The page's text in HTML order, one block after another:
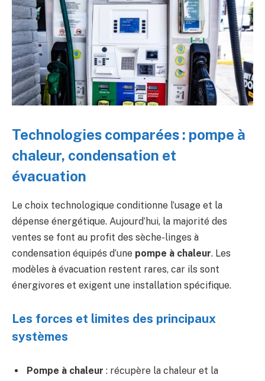
Technologies comparées : pompe à
chaleur, condensation et
évacuation
Le choix technologique conditionne l’usage et la
dépense énergétique. Aujourd’hui, la majorité des
ventes se font au profit des sèche-linges à
condensation équipés d’une pompe à chaleur. Les
modèles à évacuation restent rares, car ils sont
énergivores et exigent une installation spécifique.
Les forces et limites des principaux
systèmes
Pompe à chaleur : récupère la chaleur et la